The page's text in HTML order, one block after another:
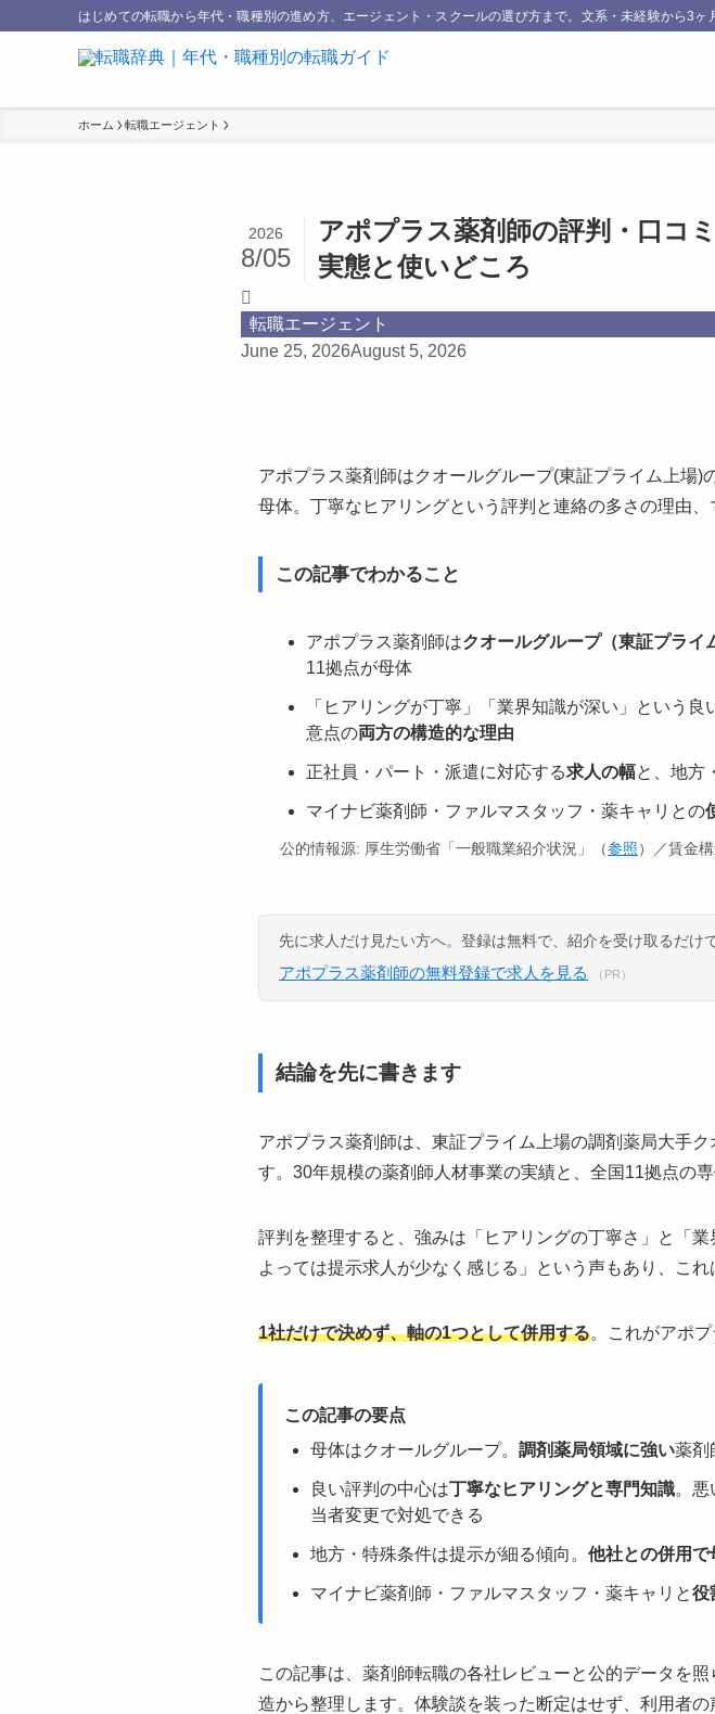
はじめての転職から年代・職種別の進め方、エージェント・スクールの選び方まで。文系・未経験から3
ホーム 転職エージェント
アポプラス薬剤師の評判・口コ
実態と使いどころ
2026
8/05
転職エージェント
June 25, 2026August 5, 2026
アポプラス薬剤師はクオールグループ(東証プライム上場
母体。丁寧なヒアリングという評判と連絡の多さの理由
この記事でわかること
アポプラス薬剤師はクオールグループ（東証プライ
11拠点が母体
「ヒアリングが丁寧」「業界知識が深い」という
意点の両方の構造的な理由
正社員・パート・派遣に対応する求人の幅と、地方
マイナビ薬剤師・ファルマスタッフ・薬キャリとの
公的情報源: 厚生労働省「一般職業紹介状況」（参照）／賃金
先に求人だけ見たい方へ。登録は無料で、紹介を受け取るだけ
アポプラス薬剤師の無料登録で求人を見る （PR）
結論を先に書きます
アポプラス薬剤師は、東証プライム上場の調剤薬局大手
す。30年規模の薬剤師人材事業の実績と、全国11拠点の
評判を整理すると、強みは「ヒアリングの丁寧さ」と「
よっては提示求人が少なく感じる」という声もあり、こ
1社だけで決めず、軸の1つとして併用する。これがアポ
この記事の要点
母体はクオールグループ。 調剤薬局領域に強い薬剤
良い評判の中心は丁寧なヒアリングと専門知識。悪
当者変更で対処できる
地方・特殊条件は提示が細る傾向。 他社との併用で
マイナビ薬剤師・ファルマスタッフ・薬キャリと役
この記事は、薬剤師転職の各社レビューと公的データを
造から整理します。体験談を装った断定はせず、利用者